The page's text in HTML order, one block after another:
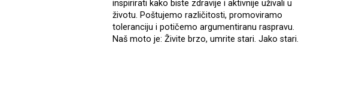
inspirirati kako biste zdravije i aktivnije uživali u
životu. Poštujemo različitosti, promoviramo
toleranciju i potičemo argumentiranu raspravu.
Naš moto je: Živite brzo, umrite stari. Jako stari.